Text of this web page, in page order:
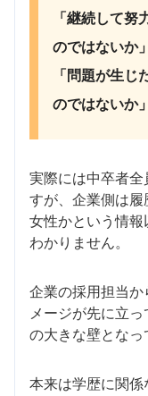
「継続して
のではないか」
「問題が生じ
のではないか」
実際には中卒者
すが、企業側は
女性かという情
わかりません。
企業の採用担当か
メージが先に立
の大きな壁となっ
本来は学歴に関